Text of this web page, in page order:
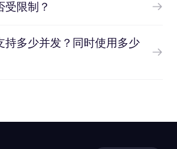
受限制？
持多少并发？同时使用多少